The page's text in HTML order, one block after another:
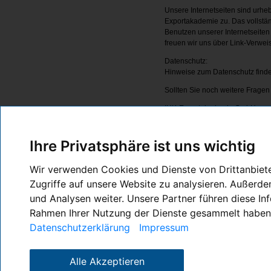
Ihre Privatsphäre ist uns wichtig
Wir verwenden Cookies und Dienste von
Zugriffe auf unsere Website zu analysieren.
und Analysen weiter. Unsere Partner führen diese
Rahmen Ihrer Nutzung der Dienste gesammelt
Datenschutzerklärung
Impressum
Unsere Internetseiten sind
Exportakademie zu. Das
Benutzen unserer
freuen wir uns über Link-
Datenschutz:
Hinweise zum Datenschutz
Sollten Sie noch weitere
IHK-Exportakademie GmbH
Telefon 0711 2005-1313
E-Mail:info@ihk-
© IHK-Exportakademie GmbH
Für die Richtigkeit der in dieser